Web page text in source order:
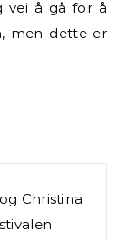
vei å gå for å
men dette er
Christina